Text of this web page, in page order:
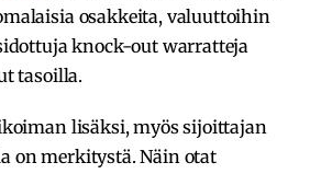
osakkeita, valuuttoihin
knock-out warratteja
tasoilla.
lisäksi, myös sijoittajan
on merkitystä. Näin otat